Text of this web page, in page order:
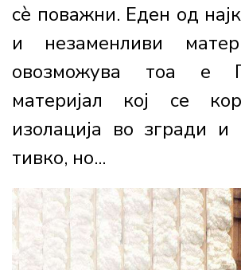
сè поважни. Еден од
и незаменливи
овозможува тоа е
материјал кој се
изолација во згради и
тивко, но...